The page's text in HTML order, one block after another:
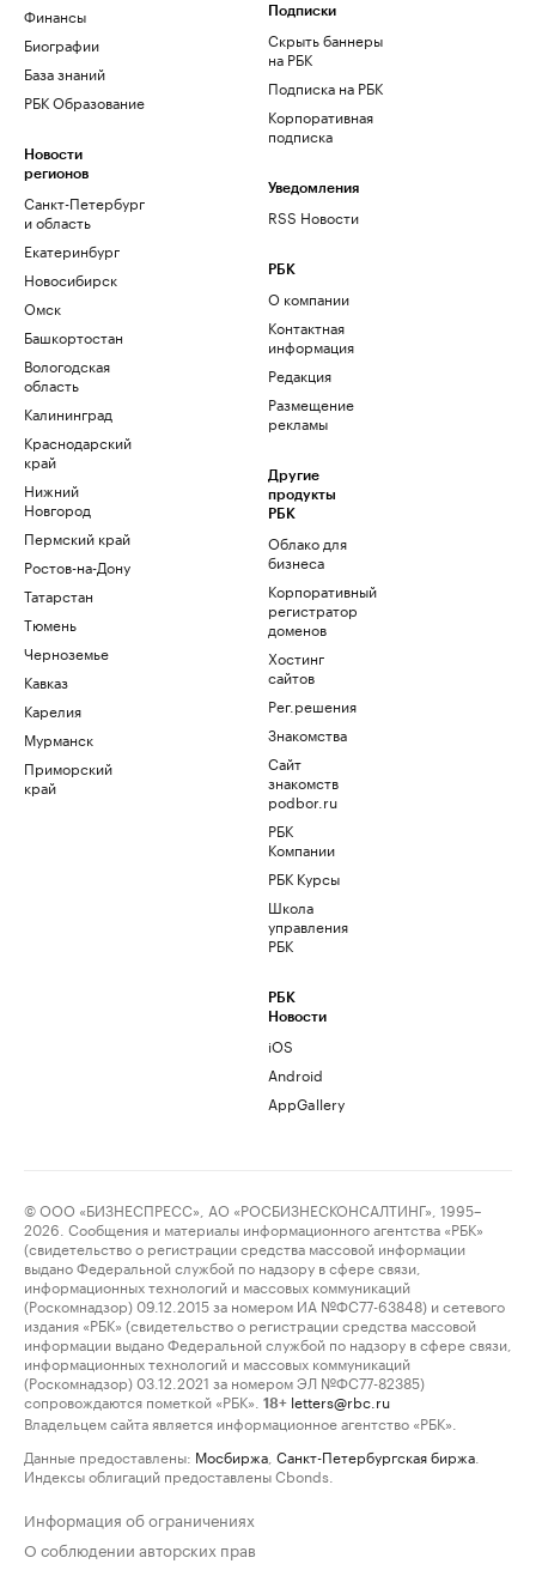
Финансы
Биографии
База знаний
РБК Образование
Новости
регионов
Санкт-Петербург
и область
Екатеринбург
Новосибирск
Омск
Башкортостан
Вологодская
область
Калининград
Краснодарский
край
Нижний
Новгород
Пермский край
Ростов-на-Дону
Татарстан
Тюмень
Черноземье
Кавказ
Карелия
Мурманск
Приморский
край
Подписки
Скрыть баннеры
на РБК
Подписка на РБК
Корпоративная
подписка
Уведомления
RSS Новости
РБК
О компании
Контактная
информация
Редакция
Размещение
рекламы
Другие
продукты
РБК
Облако для
бизнеса
Корпоративный
регистратор
доменов
Хостинг
сайтов
Рег.решения
Знакомства
Сайт
знакомств
podbor.ru
РБК
Компании
РБК Курсы
Школа
управления
РБК
РБК
Новости
iOS
Android
AppGallery
© ООО «БИЗНЕСПРЕСС», АО «РОСБИЗНЕСКОНСАЛТИНГ», 1995–
2026. Сообщения и материалы информационного агентства «РБК»
(свидетельство о регистрации средства массовой информации
выдано Федеральной службой по надзору в сфере связи,
информационных технологий и массовых коммуникаций
(Роскомнадзор) 09.12.2015 за номером ИА №ФС77-63848) и сетевого
издания «РБК» (свидетельство о регистрации средства массовой
информации выдано Федеральной службой по надзору в сфере связи,
информационных технологий и массовых коммуникаций
(Роскомнадзор) 03.12.2021 за номером ЭЛ №ФС77-82385)
сопровождаются пометкой «РБК».
18+ letters@rbc.ru
Владельцем сайта является информационное агентство «РБК».
Данные предоставлены: Мосбиржа Санкт-Петербургская биржа
Индексы облигаций предоставлены Cbonds.
Информация об ограничениях
О соблюдении авторских прав